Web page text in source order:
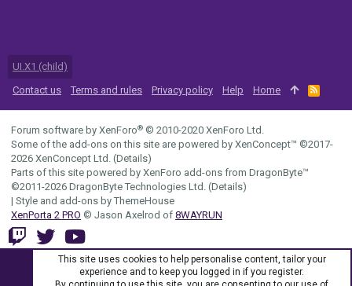
UI.X1 (child)
Contact us
Terms and rules Privacy policy Help Home
R
S
Forum software by XenForo® © 2010-2020 XenForo Ltd.
Some of the add-ons on this site are powered by XenConcept™ ©2017-
2026 XenConcept Ltd. (Details)
Parts of this site powered by XenForo add-ons from DragonByte™
©2011-2026 DragonByte Technologies Ltd. (Details)
| Style and add-ons by ThemeHouse
XenPorta 2 PRO © Jason Axelrod of 8WAYRUN
This site uses cookies to help personalise content, tailor your
experience and to keep you logged in if you register.